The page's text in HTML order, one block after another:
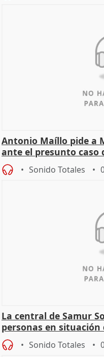
Antonio Maíllo pide a
ante el presunto caso
Sonido Totales
La central de Samur
personas en
de Calor
Sonido Totales